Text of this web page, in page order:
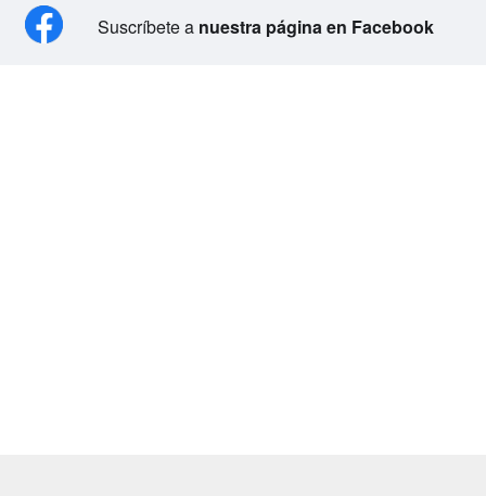
Suscríbete a nuestra página en Facebook